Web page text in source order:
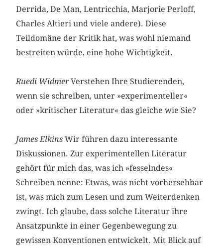
Derrida, De Man, Lentricchia, Marjorie Perloff,
Charles Altieri und viele andere). Diese
Teildomäne der Kritik hat, was wohl niemand
bestreiten würde, eine hohe Wichtigkeit.
Ruedi WidmerVerstehen Ihre Studierenden,
wenn sie schreiben, unter »experimenteller«
oder »kritischer Literatur« das gleiche wie Sie?
James ElkinsWir führen dazu interessante
Diskussionen. Zur experimentellen Literatur
gehört für mich das, was ich »fesselndes«
Schreiben nenne: Etwas, was nicht vorhersehbar
ist, was mich zum Lesen und zum Weiterdenken
zwingt. Ich glaube, dass solche Literatur ihre
Ansatzpunkte in einer Gegenbewegung zu
gewissen Konventionen entwickelt. Mit Blick auf